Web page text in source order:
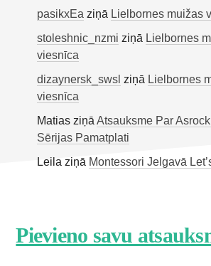
pasikxEa ziņā Lielbornes muižas
stoleshnic_nzmi ziņā Lielbornes
viesnīca
dizaynersk_swsl ziņā Lielbornes
viesnīca
Matias ziņāAtsauksme Par
Sērijas Pamatplati
Leila ziņā Montessori Jelgavā
Footer
Pievieno savu